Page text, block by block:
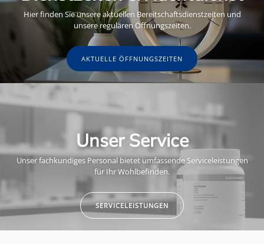
Hier finden Sie unsere aktuellen Bereitschaftsdienstzeiten und
unsere regulären Öffnungszeiten.
AKTUELLE ÖFFNUNGSZEITEN
Unser Service
Unser fachkundiges Personal bietet umfassende Serviceleistungen
für Ihr Wohlbefinden.
SERVICELEISTUNGEN